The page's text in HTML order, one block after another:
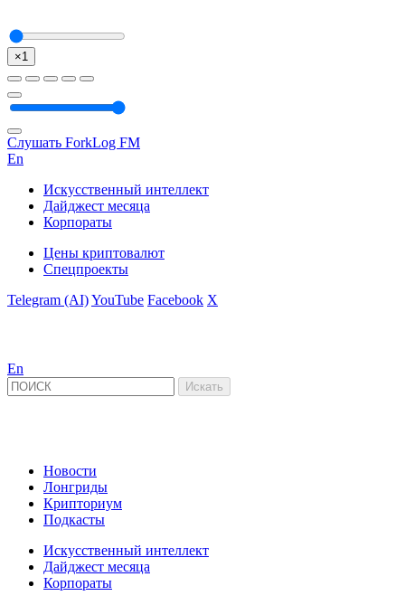
×1
Слушать ForkLog FM
En
Искусственный интеллект
Дайджест месяца
Корпораты
Цены криптовалют
Спецпроекты
Telegram (AI)YouTube Facebook X
En
Новости
Лонгриды
Крипториум
Подкасты
Искусственный интеллект
Дайджест месяца
Корпораты